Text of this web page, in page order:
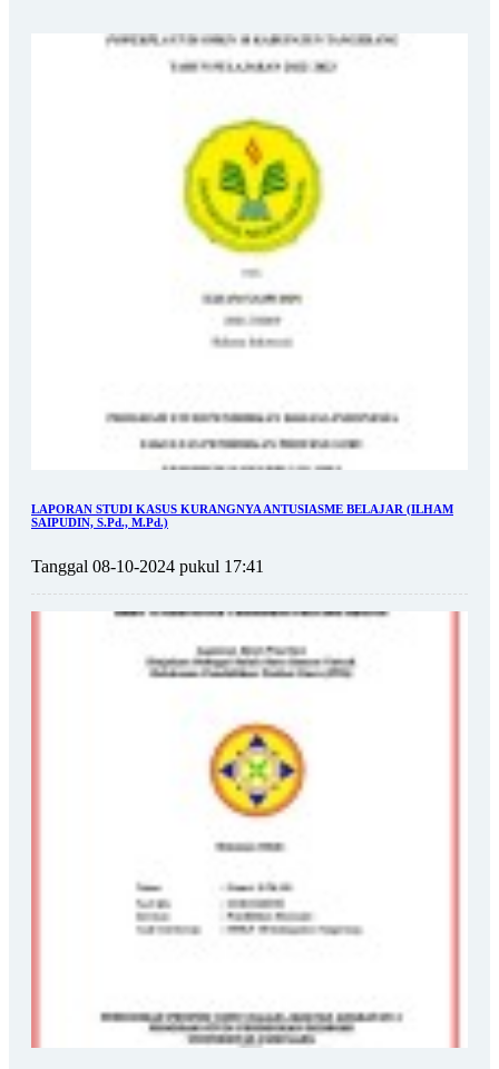
LAPORAN STUDI KASUS KURANGNYA ANTUSIASME BELAJAR (ILHAM
SAIPUDIN, S.Pd., M.Pd.)
Tanggal 08-10-2024 pukul 17:41